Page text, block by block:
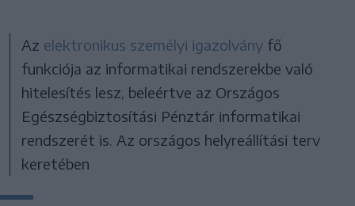
Az elektronikus személyi igazolvány fő
funkciója az informatikai rendszerekbe való
hitelesítés lesz, beleértve az Országos
Egészségbiztosítási Pénztár informatikai
rendszerét is. Az országos helyreállítási terv
keretében